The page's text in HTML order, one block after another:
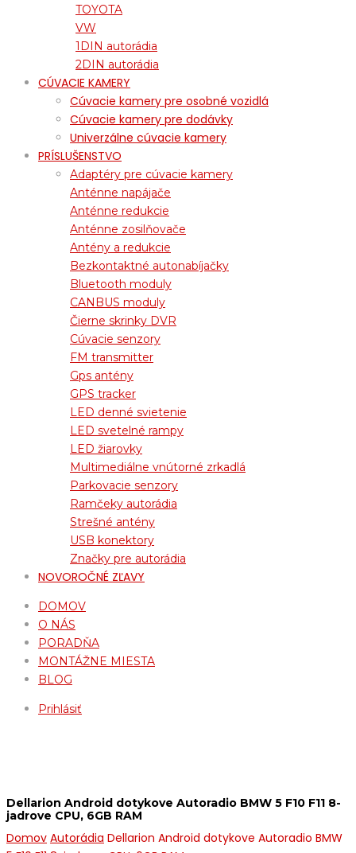
TOYOTA
VW
1DIN autorádia
2DIN autorádia
CÚVACIE KAMERY
Cúvacie kamery pre osobné vozidlá
Cúvacie kamery pre dodávky
Univerzálne cúvacie kamery
PRÍSLUŠENSTVO
Adaptéry pre cúvacie kamery
Anténne napájače
Anténne redukcie
Anténne zosilňovače
Antény a redukcie
Bezkontaktné autonabíjačky
Bluetooth moduly
CANBUS moduly
Čierne skrinky DVR
Cúvacie senzory
FM transmitter
Gps antény
GPS tracker
LED denné svietenie
LED svetelné rampy
LED žiarovky
Multimediálne vnútorné zrkadlá
Parkovacie senzory
Ramčeky autorádia
Strešné antény
USB konektory
Značky pre autorádia
NOVOROČNÉ ZĽAVY
DOMOV
O NÁS
PORADŇA
MONTÁŽNE MIESTA
BLOG
Prihlásiť
Dellarion Android dotykove Autoradio BMW 5 F10 F11 8-
jadrove CPU, 6GB RAM
Domov Autorádia Dellarion Android dotykove Autoradio BMW